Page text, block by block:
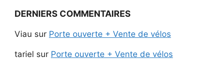
DERNIERS COMMENTAIRES
Viau sur Porte ouverte + Vente de vélos
tariel sur Porte ouverte + Vente de vélos